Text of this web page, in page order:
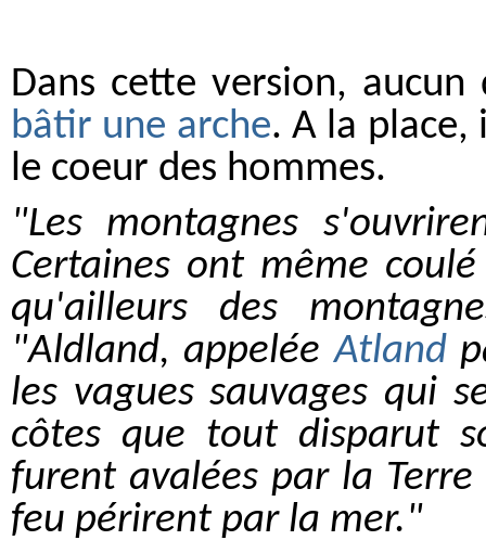
Dans cette version,
bâtir une arche. A la place,
le coeur des hommes.
"Les montagnes
Certaines ont même
qu'ailleurs des
"Aldland, appeléeAtland
les vagues sauvages qui
côtes que tout disparut
furent avalées par la
feu périrent par la mer."